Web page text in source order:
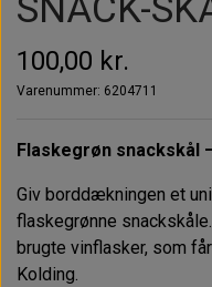
SNACK-
100,00 kr.
Varenummer: 6204711
Flaskegrøn snackskål
Giv borddækningen et
flaskegrønne
brugte vinflasker, som
Kolding.